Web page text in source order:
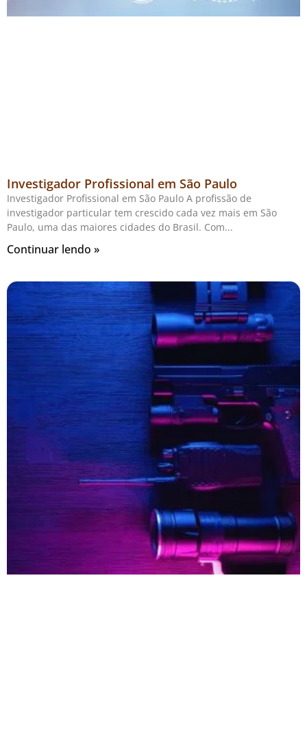
Investigador Profissional em São Paulo
Investigador Profissional em São Paulo A profissão de
investigador particular tem crescido cada vez mais em São
Paulo, uma das maiores cidades do Brasil. Com
Continuar lendo »